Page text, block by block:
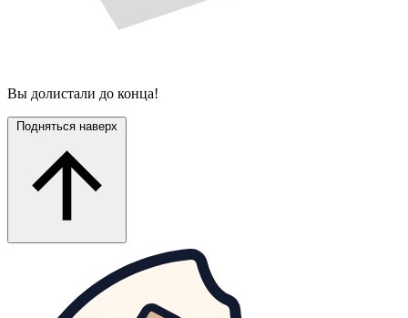
Вы долистали до конца!